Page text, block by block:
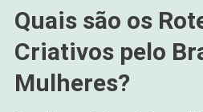
Quais são os
Criativos pelo
Mulheres?